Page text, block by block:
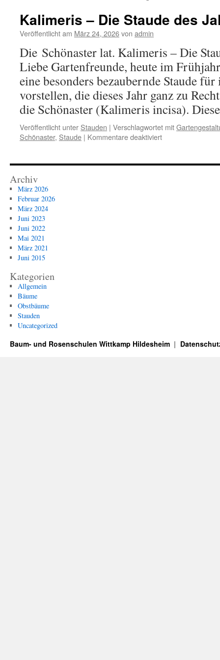
Kalimeris – Die Staude des
Veröffentlicht am März 24, 2026von admin
Die Schönaster lat. Kalimeris – Die
Liebe Gartenfreunde, heute im
eine besonders bezaubernde Staude
vorstellen, die dieses Jahr ganz zu
die Schönaster (Kalimeris incisa).
Veröffentlicht unter Stauden | Verschlagwortet mit
Schönaster, Staude | Kommentare deaktiviertfür
Die
Archiv
März 2026
Februar 2026
März 2024
Juni 2023
Juni 2022
Mai 2021
März 2021
Juni 2015
Kategorien
Allgemein
Bäume
Obstbäume
Stauden
Uncategorized
Baum- und Rosenschulen Wittkamp Hildesheim